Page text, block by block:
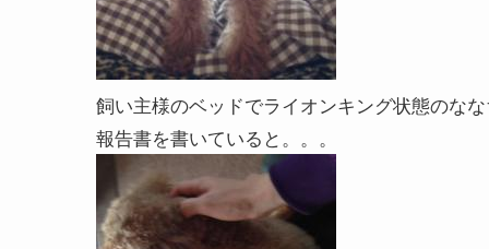
飼い主様のベッドでライオンキング状態のな
報告書を書いていると。。。